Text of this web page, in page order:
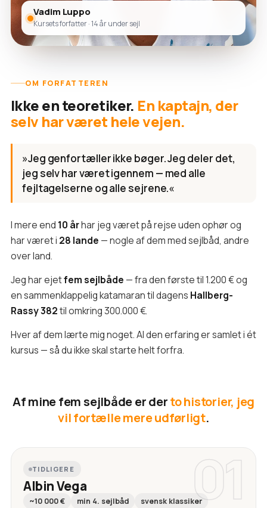
Vadim Luppo
Kursets forfatter · 14 år under sejl
OM FORFATTEREN
Ikke en teoretiker. En kaptajn, der
selv har været hele vejen.
»Jeg genfortæller ikke bøger. Jeg deler det,
jeg selv har været igennem — med alle
fejltagelserne og alle sejrene.«
I mere end 10 århar jeg været på rejse uden ophør og
har været i 28 lande — nogle af dem med sejlbåd, andre
over land.
Jeg har ejetfem sejlbåde — fra den første til 1.200 € og
en sammenklappelig katamaran til dagens Hallberg-
Rassy 382til omkring 300.000 €.
Hver af dem lærte mig noget. Al den erfaring er samlet i ét
kursus — så du ikke skal starte helt forfra.
Af mine fem sejlbåde er derto historier, jeg
vil fortælle mere udførligt.
01
TIDLIGERE
Albin Vega
~10 000 € min 4. sejlbåd svensk klassiker